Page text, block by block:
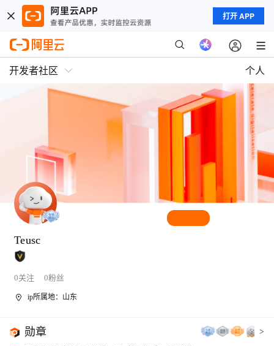
打开 APP
开发者社区 个人
Teusc
0关注 0粉丝
ip所属地：山东
勋章 >